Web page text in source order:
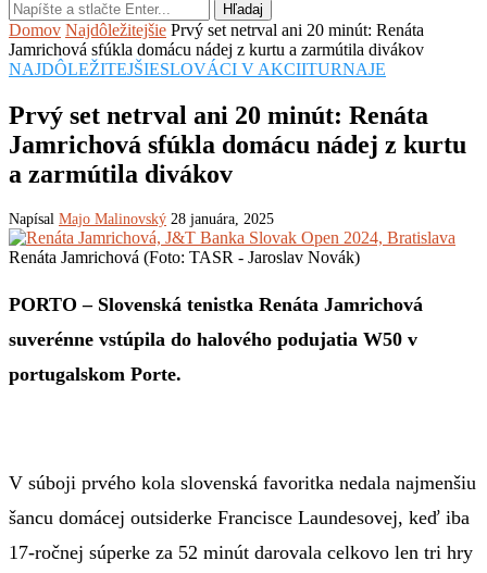
Hľadaj
Domov Najdôležitejšie Prvý set netrval ani 20 minút: Renáta
Jamrichová sfúkla domácu nádej z kurtu a zarmútila divákov
NAJDÔLEŽITEJŠIESLOVÁCI V AKCIITURNAJE
Prvý set netrval ani 20 minút: Renáta
Jamrichová sfúkla domácu nádej z kurtu
a zarmútila divákov
Napísal Majo Malinovský 28 januára, 2025
Renáta Jamrichová (Foto: TASR - Jaroslav Novák)
PORTO – Slovenská tenistka Renáta Jamrichová
suverénne vstúpila do halového podujatia W50 v
portugalskom Porte.
V súboji prvého kola slovenská favoritka nedala najmenšiu
šancu domácej outsiderke Francisce Laundesovej, keď iba
17-ročnej súperke za 52 minút darovala celkovo len tri hry